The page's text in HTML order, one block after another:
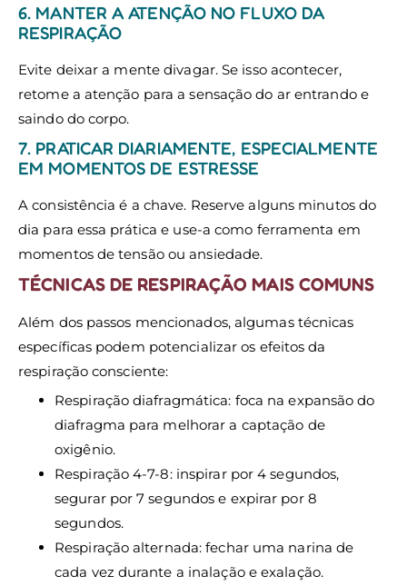
6. MANTER A ATENÇÃO NO FLUXO DA
RESPIRAÇÃO
Evite deixar a mente divagar. Se isso acontecer,
retome a atenção para a sensação do ar entrando e
saindo do corpo.
7. PRATICAR DIARIAMENTE, ESPECIALMENTE
EM MOMENTOS DE ESTRESSE
A consistência é a chave. Reserve alguns minutos do
dia para essa prática e use-a como ferramenta em
momentos de tensão ou ansiedade.
TÉCNICAS DE RESPIRAÇÃO MAIS COMUNS
Além dos passos mencionados, algumas técnicas
específicas podem potencializar os efeitos da
respiração consciente:
Respiração diafragmática: foca na expansão do
diafragma para melhorar a captação de
oxigênio.
Respiração 4-7-8: inspirar por 4 segundos,
segurar por 7 segundos e expirar por 8
segundos.
Respiração alternada: fechar uma narina de
cada vez durante a inalação e exalação.